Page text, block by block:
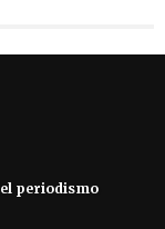
periodismo